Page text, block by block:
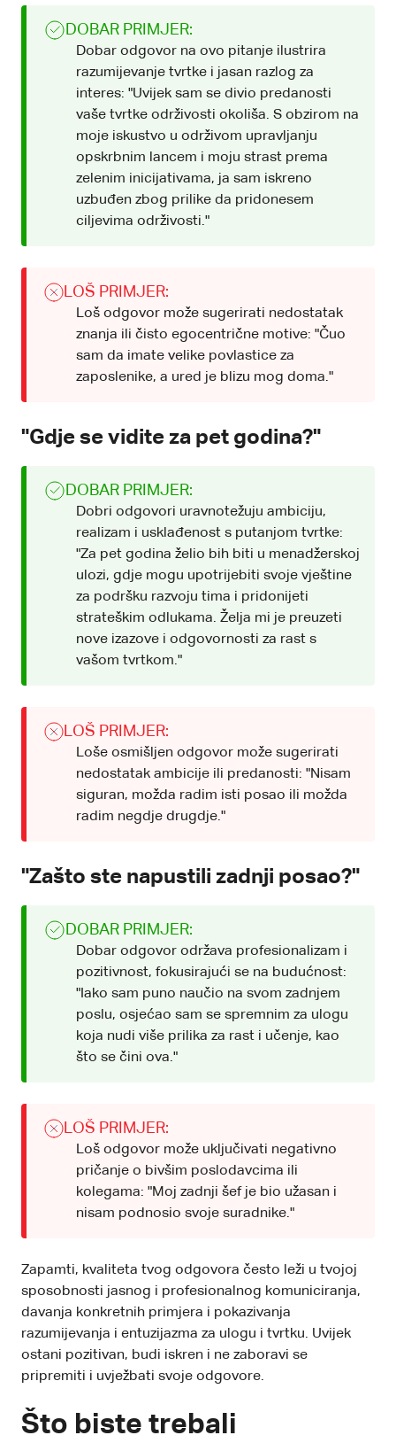
DOBAR PRIMJER:
Dobar odgovor na ovo pitanje ilustrira
razumijevanje tvrtke i jasan razlog za
interes: "Uvijek sam se divio predanosti
vaše tvrtke održivosti okoliša. S obzirom na
moje iskustvo u održivom upravljanju
opskrbnim lancem i moju strast prema
zelenim inicijativama, ja sam iskreno
uzbuđen zbog prilike da pridonesem
ciljevima održivosti."
LOŠ PRIMJER:
Loš odgovor može sugerirati nedostatak
znanja ili čisto egocentrične motive: "Čuo
sam da imate velike povlastice za
zaposlenike, a ured je blizu mog doma."
"Gdje se vidite za pet godina?"
DOBAR PRIMJER:
Dobri odgovori uravnotežuju ambiciju,
realizam i usklađenost s putanjom tvrtke:
"Za pet godina želio bih biti u menadžerskoj
ulozi, gdje mogu upotrijebiti svoje vještine
za podršku razvoju tima i pridonijeti
strateškim odlukama. Želja mi je preuzeti
nove izazove i odgovornosti za rast s
vašom tvrtkom."
LOŠ PRIMJER:
Loše osmišljen odgovor može sugerirati
nedostatak ambicije ili predanosti: "Nisam
siguran, možda radim isti posao ili možda
radim negdje drugdje."
"Zašto ste napustili zadnji posao?"
DOBAR PRIMJER:
Dobar odgovor održava profesionalizam i
pozitivnost, fokusirajući se na budućnost:
"Iako sam puno naučio na svom zadnjem
poslu, osjećao sam se spremnim za ulogu
koja nudi više prilika za rast i učenje, kao
što se čini ova."
LOŠ PRIMJER:
Loš odgovor može uključivati negativno
pričanje o bivšim poslodavcima ili
kolegama: "Moj zadnji šef je bio užasan i
nisam podnosio svoje suradnike."
Zapamti, kvaliteta tvog odgovora često leži u tvojoj
sposobnosti jasnog i profesionalnog komuniciranja,
davanja konkretnih primjera i pokazivanja
razumijevanja i entuzijazma za ulogu i tvrtku. Uvijek
ostani pozitivan, budi iskren i ne zaboravi se
pripremiti i uvježbati svoje odgovore.
Što biste trebali